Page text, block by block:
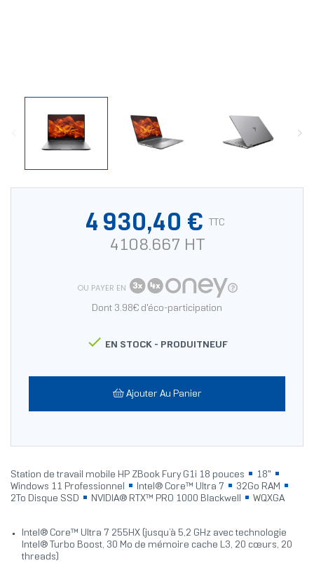
4 930,40 € TTC
4108.667 HT
OU PAYER EN
Dont 3.98€ d'éco-participation
 EN STOCK - PRODUITNEUF
Ajouter Au Panier
Station de travail mobile HP ZBook Fury G1i 18 pouces
18"
Windows 11 Professionnel
Intel® Core™ Ultra 7
32Go RAM
2To Disque SSD
NVIDIA® RTX™ PRO 1000 Blackwell WQXGA
Intel® Core™ Ultra 7 255HX (jusqu’à 5,2 GHz avec technologie
Intel® Turbo Boost, 30 Mo de mémoire cache L3, 20 cœurs, 20
threads)